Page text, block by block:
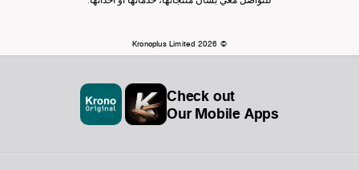
© Kronoplus Limited 2026
Check out
Our Mobile Apps